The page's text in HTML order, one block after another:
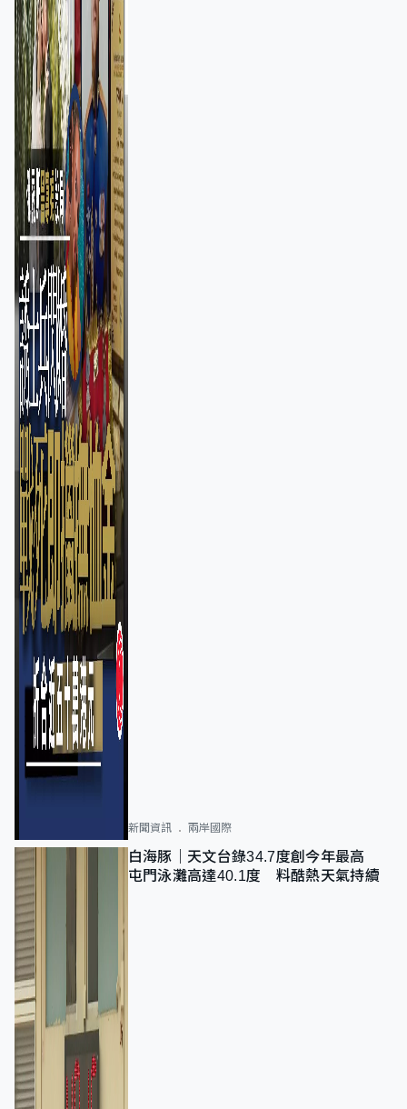
新聞資訊 兩岸國際
白海豚｜天文台錄34.7度創今年最高
屯門泳灘高達40.1度 料酷熱天氣持續